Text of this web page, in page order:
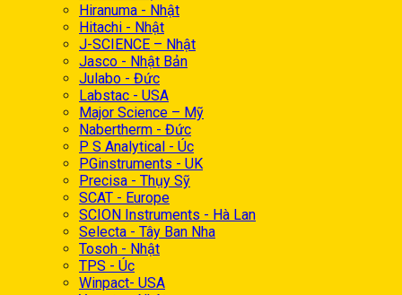
Hiranuma - Nhật
Hitachi - Nhật
J-SCIENCE – Nhật
Jasco - Nhật Bản
Julabo - Đức
Labstac - USA
Major Science – Mỹ
Nabertherm - Đức
P S Analytical - Úc
PGinstruments - UK
Precisa - Thụy Sỹ
SCAT - Europe
SCION Instruments - Hà Lan
Selecta - Tây Ban Nha
Tosoh - Nhật
TPS - Úc
Winpact- USA